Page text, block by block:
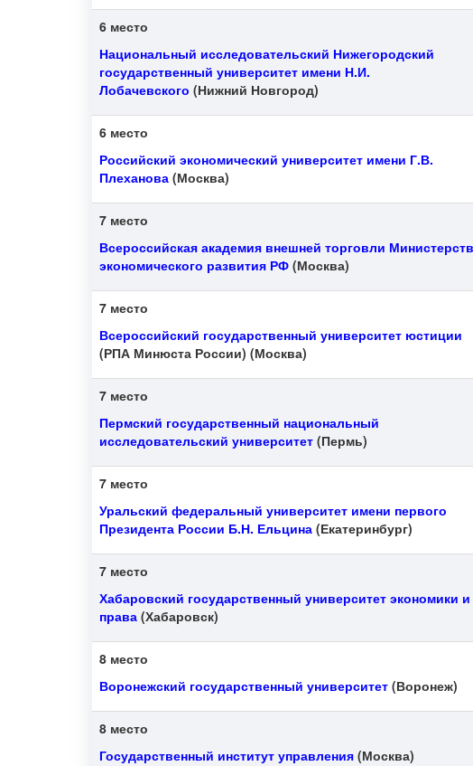
6 место
Национальный исследовательский Нижегородский
государственный университет имени Н.И.
Лобачевского (Нижний Новгород)
6 место
Российский экономический университет имени Г.В.
Плеханова (Москва)
7 место
Всероссийская академия внешней торговли
экономического развития РФ (Москва)
7 место
Всероссийский государственный университет юстиции
(РПА Минюста России) (Москва)
7 место
Пермский государственный национальный
исследовательский университет (Пермь)
7 место
Уральский федеральный университет имени первого
Президента России Б.Н. Ельцина (Екатеринбург)
7 место
Хабаровский государственный университет экономики и
права (Хабаровск)
8 место
Воронежский государственный университет (Воронеж)
8 место
Государственный институт управления (Москва)